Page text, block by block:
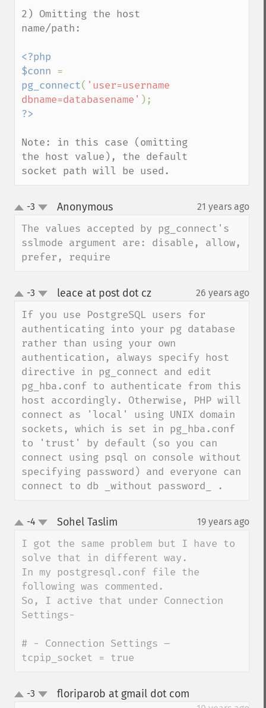
2) Omitting the host
name/path:
<?php
$conn
pg_connect( 'user=username
dbname=databasename'
Note: in this case (omitting
the host value), the default
socket path will be used.
up-3 Anonymous¶ 21 years ago
The values accepted by pg_connect's
sslmode argument are: disable, allow,
prefer, require
up-3 leace at post dot cz¶ 26 years ago
If you use PostgreSQL users for
authenticating into your pg database
rather than using your own
authentication, always specify host
directive in pg_connect and edit
pg_hba.conf to authenticate from this
host accordingly. Otherwise, PHP will
connect as 'local' using UNIX domain
sockets, which is set in pg_hba.conf
to 'trust' by default (so you can
connect using psql on console without
specifying password) and everyone can
connect to db _without password_ .
up-4 Sohel Taslim 19 years ago
I got the same problem but I have to
solve that in different way.
In my postgresql.conf file the
following was commented.
So, I active that under Connection
Settings-
# - Connection Settings –
tcpip_socket = true
up-3 floriparob at gmail dot com